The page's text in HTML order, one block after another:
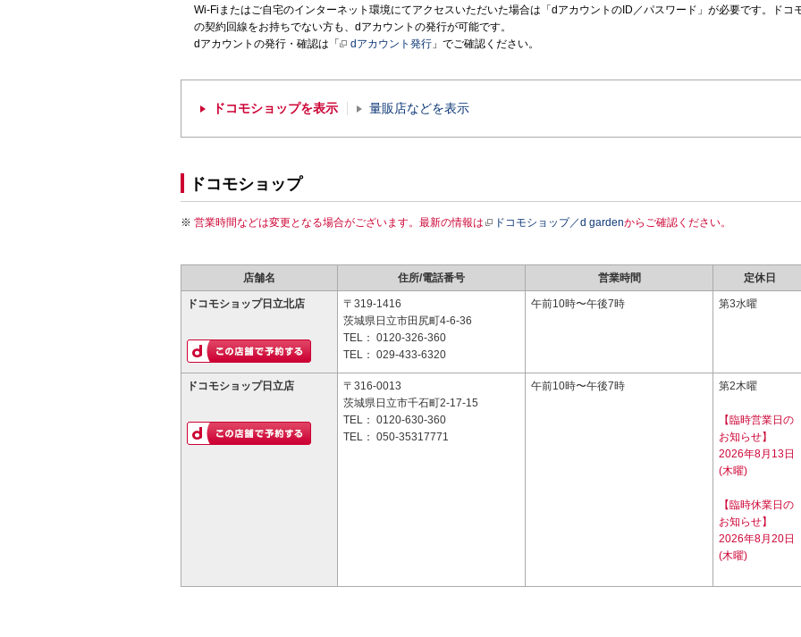
Wi-Fiまたはご自宅のインターネット環境にてアクセスいただいた場合は「dアカウントのID／パスワード」が必要です。ドコ
の契約回線をお持ちでない方も、dアカウントの発行が可能です。
dアカウントの発行・確認は「
dアカウント発行 」でご確認ください。
ドコモショップを表示 量販店などを表示
ドコモショップ
営業時間などは変更となる場合がございます。最新の情報は ドコモショップ／d gardenからご確認ください。
店舗名 住所/電話番号 営業時間 定休日
ドコモショップ日立北店
〒319-1416
茨城県日立市田尻町4-6-36
TEL： 0120-326-360
TEL： 029-433-6320
午前10時〜午後7時 第3水曜
ドコモショップ日立店
〒316-0013
茨城県日立市千石町2-17-15
TEL： 0120-630-360
TEL： 050-35317771
午前10時〜午後7時 第2木曜
【臨時営業日の
お知らせ】
2026年8月13日
(木曜)
【臨時休業日の
お知らせ】
2026年8月20日
(木曜)